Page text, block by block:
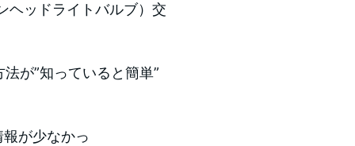
ヘッドライトバルブ）交
法が”知っていると簡単”
報が少なかっ